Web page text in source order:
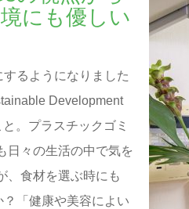
にも優しい
るようになりました
Development
。プラスチックゴミ
日々の生活の中で気を
、食材を選ぶ時にも
「健康や美容によい